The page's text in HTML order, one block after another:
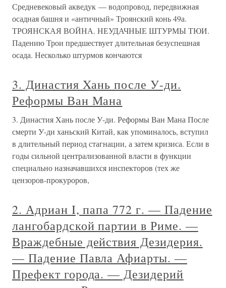
Средневековый акведук — водопровод, передвижная
осадная башня и «античный» Троянский конь 49а.
ТРОЯНСКАЯ ВОЙНА. НЕУДАЧНЫЕ ШТУРМЫ ТЮИ.
Падению Трои предшествует длительная безуспешная
осада. Несколько штурмов кончаются
3. Династия Xань после У-ди.
Реформы Ван Мана
3. Династия Xань после У-ди. Реформы Ван Мана После
смерти У-ди ханьский Китай, как упоминалось, вступил
в длительный период стагнации, а затем кризиса. Если в
годы сильной централизованной власти в функции
специально назначавшихся инспекторов (тех же
цензоров-прокуроров,
2. Адриан I, папа 772 г. — Падение
лангобардской партии в Риме. —
Враждебные действия Дезидерия.
— Падение Павла Афиарты. —
Префект города. — Дезидерий